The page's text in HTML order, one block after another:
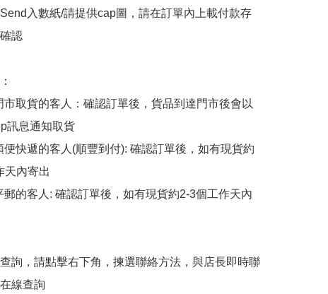
入數紙/請提供cap圖，請在訂單內上載付款存
認
市取貨的客人：確認訂單後，貨品到達門市後會以
訊息通知取貨
便快遞的客人(順豐到付): 確認訂單後，如有現貨約
天內寄出
郵的客人: 確認訂單後，如有現貨約2-3個工作天內
詢，請點擊右下角，揀選聯絡方法，與店長即時聯
線查詢